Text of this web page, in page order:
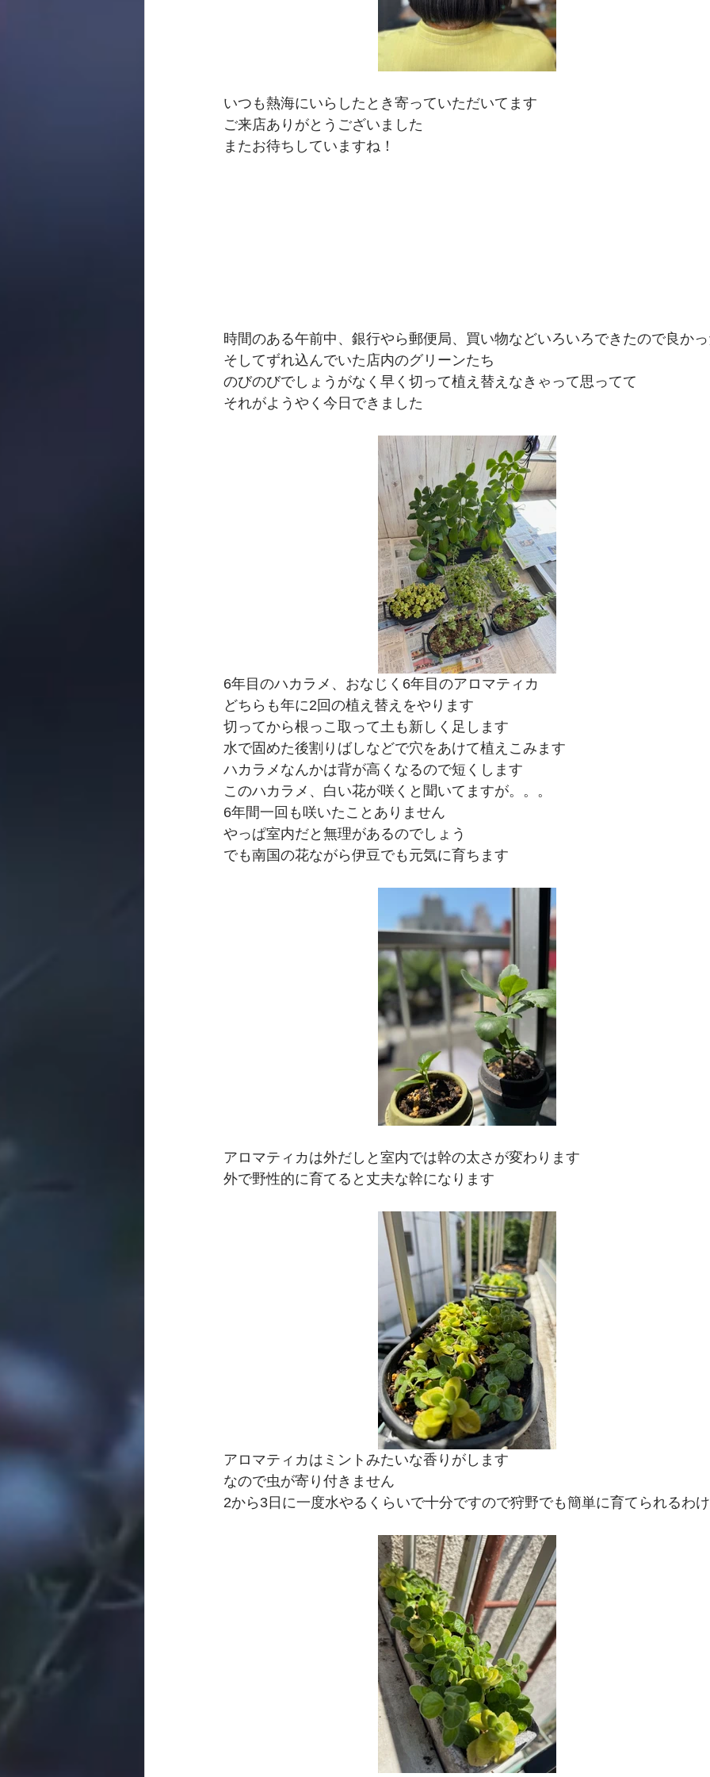
いつも熱海にいらしたとき寄っていただいてます
ご来店ありがとうございました
またお待ちしていますね！
時間のある午前中、銀行やら郵便局、買い物などいろいろできたので良か
そしてずれ込んでいた店内のグリーンたち
のびのびでしょうがなく早く切って植え替えなきゃって思ってて
それがようやく今日できました
6年目のハカラメ、おなじく6年目のアロマティカ
どちらも年に2回の植え替えをやります
切ってから根っこ取って土も新しく足します
水で固めた後割りばしなどで穴をあけて植えこみます
ハカラメなんかは背が高くなるので短くします
このハカラメ、白い花が咲くと聞いてますが。。。
6年間一回も咲いたことありません
やっぱ室内だと無理があるのでしょう
でも南国の花ながら伊豆でも元気に育ちます
アロマティカは外だしと室内では幹の太さが変わります
外で野性的に育てると丈夫な幹になります
アロマティカはミントみたいな香りがします
なので虫が寄り付きません
2から3日に一度水やるくらいで十分ですので狩野でも簡単に育てられるわ